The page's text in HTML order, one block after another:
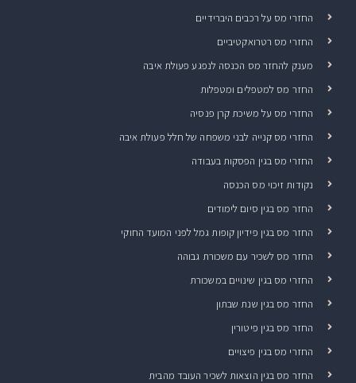
החזרי מס על רכבים היברידיים
החזרי מס רטרואקטיביים
מענק להחזר מס הכנסה לנפגע פעולת איבה
החזר מס למטפלים ומטפלות
החזרי מס על משיכת קרן פנסיה
החזרי מס קנייה לבני משפחה של חלל פעולת איבה
החזרי מס בגין הפסקות בעבודה
נקודות זיכוי מס הכנסה
החזר מס בגין סיום לימודים
החזר מס בגין פידיון קופות גמל לפני המועד החוקי
החזר מס לשכיר עם משכורת גבוהה
החזרי מס בגין שינויים במשכורת
החזר מס בגין שנת שבתון
החזר מס בגין פיטורין
החזרי מס בגין פיצויים
החזר מס בגין הוצאות לשכיר העובד מהבית